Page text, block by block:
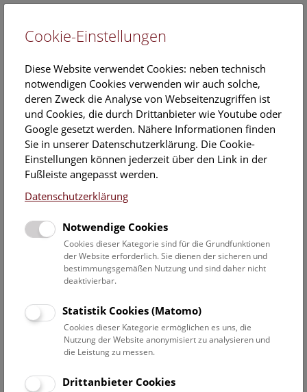
EN
Veranstaltungskalender
Informationen zu Gruppen,- Kindergarten- und
Schulprogrammen finden Siehier
Datumsfilter
2.12.2022
Datum auswählen
Erweiterte Suche
Filter zurücksetzen
Cookie-Einstellungen
Diese Website verwendet Cookies: neben technisch
notwendigen Cookies verwenden wir auch solche,
deren Zweck die Analyse von Webseitenzugriffen ist
und Cookies, die durch Drittanbieter wie Youtube oder
Google gesetzt werden. Nähere Informationen finden
Sie in unserer Datenschutzerklärung. Die Cookie-
Einstellungen können jederzeit über den Link in der
Fußleiste angepasst werden.
Datenschutzerklärung
Notwendige Cookies
Cookies dieser Kategorie sind für die Grundfunktionen
der Website erforderlich. Sie dienen der sicheren und
bestimmungsgemäßen Nutzung und sind daher nicht
deaktivierbar.
Statistik Cookies (Matomo)
Cookies dieser Kategorie ermöglichen es uns, die
Nutzung der Website anonymisiert zu analysieren und
die Leistung zu messen.
Drittanbieter Cookies